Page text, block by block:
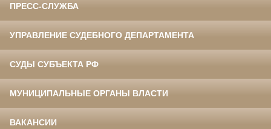
ПРЕСС-СЛУЖБА
УПРАВЛЕНИЕ СУДЕБНОГО ДЕПАРТАМЕНТА
СУДЫ СУБЪЕКТА РФ
МУНИЦИПАЛЬНЫЕ ОРГАНЫ ВЛАСТИ
ВАКАНСИИ